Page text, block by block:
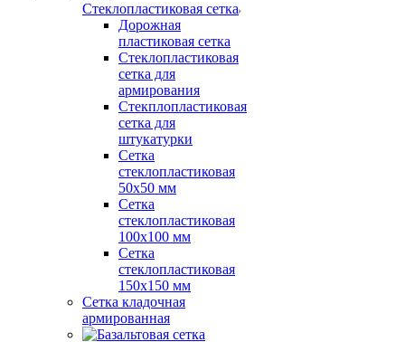
Стеклопластиковая сетка
Дорожная
пластиковая сетка
Стеклопластиковая
сетка для
армирования
Стекплопластиковая
сетка для
штукатурки
Сетка
стеклопластиковая
50x50 мм
Сетка
стеклопластиковая
100x100 мм
Сетка
стеклопластиковая
150x150 мм
Сетка кладочная
армированная